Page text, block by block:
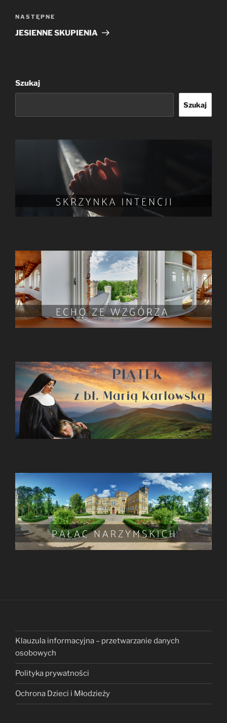
Następny
wpis
NASTĘPNE
JESIENNE SKUPIENIA
Szukaj
Szukaj
Klauzula informacyjna – przetwarzanie danych
osobowych
Polityka prywatności
Ochrona Dzieci i Młodzieży